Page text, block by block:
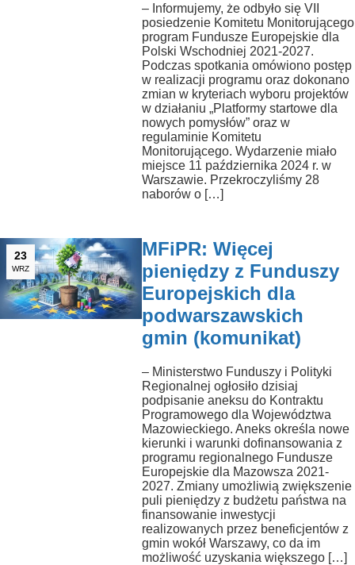
– Informujemy, że odbyło się VII
posiedzenie Komitetu Monitorującego
program Fundusze Europejskie dla
Polski Wschodniej 2021-2027.
Podczas spotkania omówiono postęp
w realizacji programu oraz dokonano
zmian w kryteriach wyboru projektów
w działaniu „Platformy startowe dla
nowych pomysłów” oraz w
regulaminie Komitetu
Monitorującego. Wydarzenie miało
miejsce 11 października 2024 r. w
Warszawie. Przekroczyliśmy 28
naborów o […]
23
WRZ
MFiPR: Więcej
pieniędzy z Funduszy
Europejskich dla
podwarszawskich
gmin (komunikat)
– Ministerstwo Funduszy i Polityki
Regionalnej ogłosiło dzisiaj
podpisanie aneksu do Kontraktu
Programowego dla Województwa
Mazowieckiego. Aneks określa nowe
kierunki i warunki dofinansowania z
programu regionalnego Fundusze
Europejskie dla Mazowsza 2021-
2027. Zmiany umożliwią zwiększenie
puli pieniędzy z budżetu państwa na
finansowanie inwestycji
realizowanych przez beneficjentów z
gmin wokół Warszawy, co da im
możliwość uzyskania większego […]